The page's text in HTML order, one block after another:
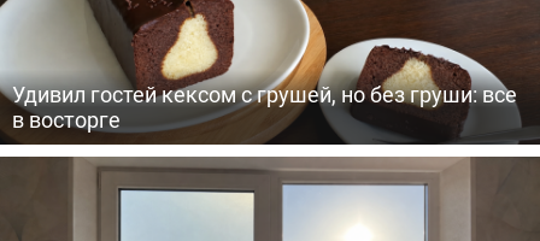
Удивил гостей кексом с грушей, но без груши: все
в восторге